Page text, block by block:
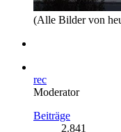
(Alle Bilder von
rec
Moderator
Beiträge
2.841